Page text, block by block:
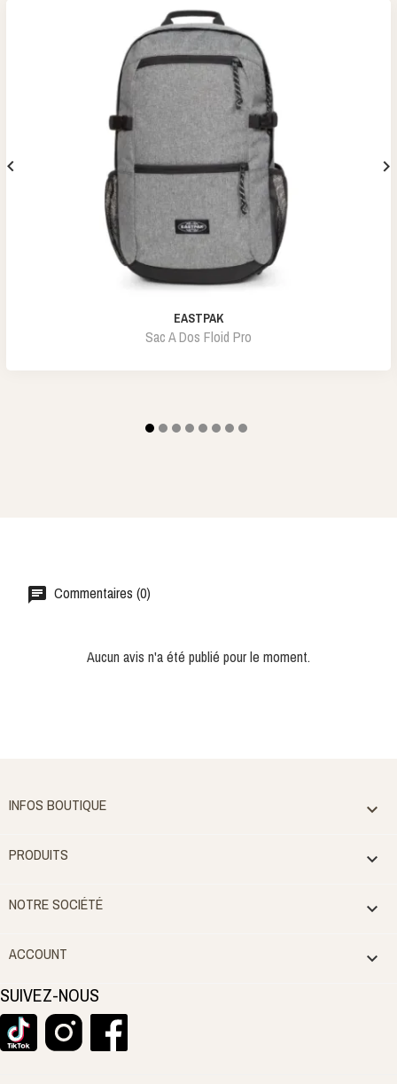
EASTPAK
Sac A Dos Floid Pro
 
Commentaires (0)
Aucun avis n'a été publié pour le moment.
INFOS BOUTIQUE 
PRODUITS 
NOTRE SOCIÉTÉ 
ACCOUNT 
SUIVEZ-NOUS